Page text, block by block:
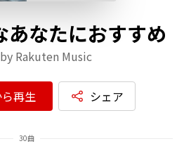
なたにおすすめ
Rakuten Music
再生 シェア
30曲